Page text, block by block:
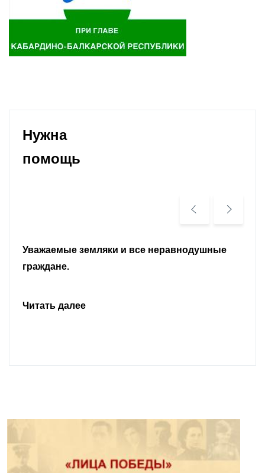
Нужна
помощь
Уважаемые земляки и все неравнодушные
граждане.
Читать далее